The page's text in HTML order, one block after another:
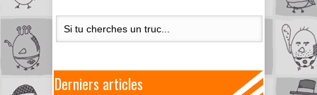
Derniers articles